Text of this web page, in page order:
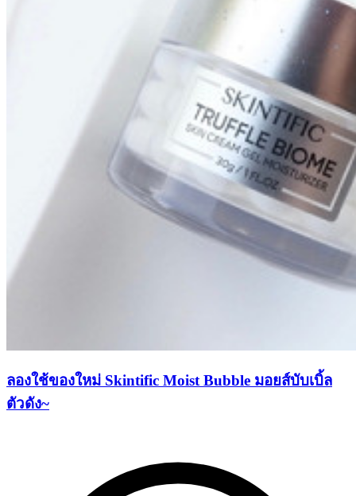
ลองใช้ของใหม่ Skintific Moist Bubble มอยส์บับเบิ้ล
ตัวดัง~